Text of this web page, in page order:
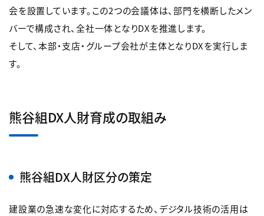
会を設置しています。この2つの会議体は、部門を横断したメン
バーで構成され、全社一体となりDXを推進します。
そして、本部・支店・グループ会社が主体となりDXを実行しま
す。
熊谷組DX人財育成の取組み
熊谷組DX人財区分の策定
建設業の急速な変化に対応するため、デジタル技術の活用は